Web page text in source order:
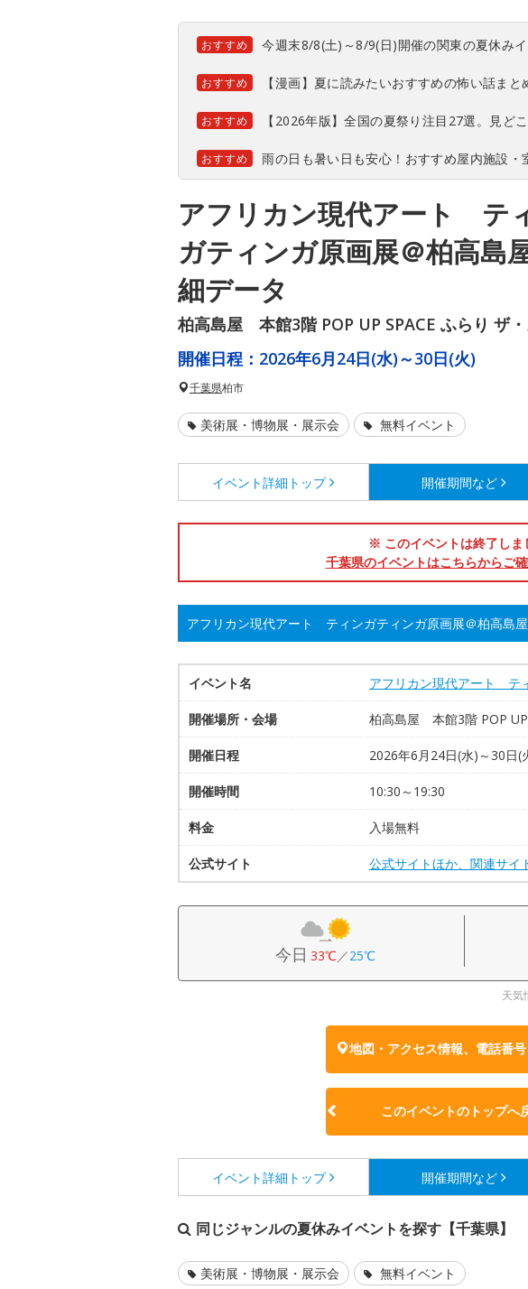
おすすめ 今週末8/8(土)～8/9(日)開催の関東の夏休み
おすすめ 【漫画】夏に読みたいおすすめの怖い話まと
おすすめ 【2026年版】全国の夏祭り注目27選。見ど
おすすめ 雨の日も暑い日も安心！おすすめ屋内施設・
アフリカン現代アート テ
ガティンガ原画展＠柏高島
細データ
柏高島屋 本館3階 POP UP SPACE ふらり ザ
開催日程： 2026年6月24日(水)～30日(火)
千葉県柏市
美術展・博物展・展示会 無料イベント
イベント詳細 トップ 開催期間など
※ このイベントは終了しま
千葉県のイベントはこちらからご確
アフリカン現代アート ティンガティンガ原画展＠柏高島
イベント名 アフリカン現代アート テ
開催場所・会場 柏高島屋 本館3階 POP UP
開催日程 2026年6月24日(水)～30日(
開催時間 10:30～19:30
料金 入場無料
公式サイト 公式サイトほか、関連サイ
今日 33℃／25℃
天気
地図・アクセス情報、電話番
このイベントのトップへ
イベント詳細 トップ 開催期間など
同じジャンルの夏休みイベントを探す【千葉県】
美術展・博物展・展示会 無料イベント